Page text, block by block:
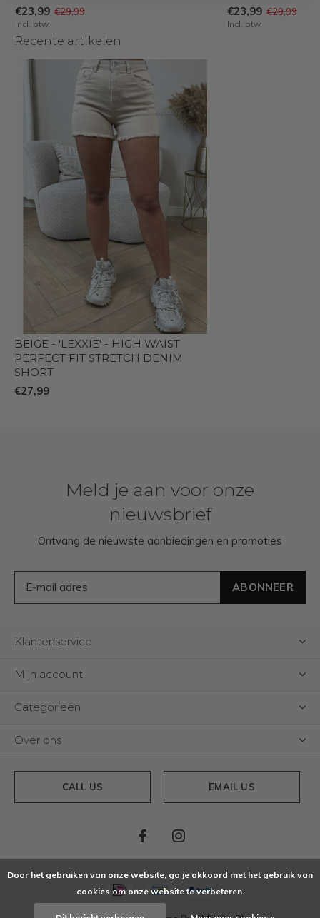
€23,99 €29,99
Incl. btw
€23,99 €29,99
Incl. btw
Recente artikelen
BEIGE - 'LEXXIE' - HIGH WAIST
PERFECT FIT STRETCH DENIM
SHORT
€27,99
Meld je aan voor onze
nieuwsbrief
Ontvang de nieuwste aanbiedingen en promoties
ABONNEER
Klantenservice
Mijn account
Categorieën
Over ons
CALL US EMAIL US
Door het gebruiken van onze website, ga je akkoord met het gebruik van
cookies om onze website te verbeteren.